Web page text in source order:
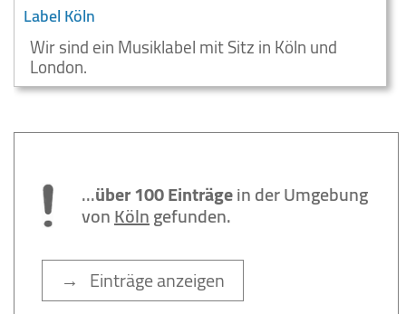
Label Köln
Wir sind ein Musiklabel mit Sitz in Köln und
London.
...über 100 Einträgein der Umgebung
vonKölngefunden.
→ Einträge anzeigen